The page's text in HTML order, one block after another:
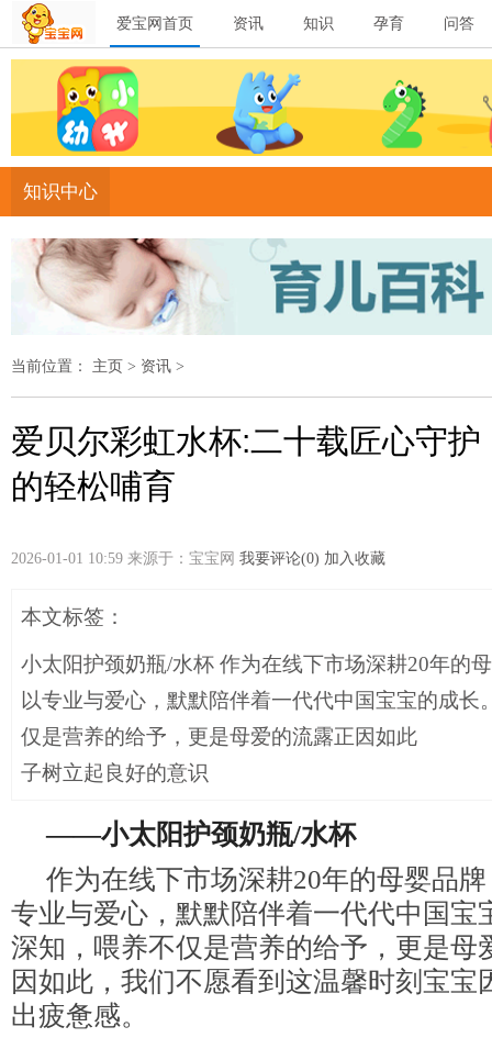
爱宝网首页 资讯 知识 孕育 问答
知识中心
当前位置： 主页 > 资讯 >
爱贝尔彩虹水杯:二十载匠心守
的轻松哺育
2026-01-01 10:59 来源于：宝宝网 我要评论(0) 加入收藏
本文标签：
小太阳护颈奶瓶/水杯 作为在线下市场深耕20年的
以专业与爱心，默默陪伴着一代代中国宝宝的成长
仅是营养的给予，更是母爱的流露正因如此
子树立起良好的意识
——小太阳护颈奶瓶/水杯
作为在线下市场深耕20年的母婴品
专业与爱心，默默陪伴着一代代中国宝
深知，喂养不仅是营养的给予，更是
因如此，我们不愿看到这温馨时刻宝宝
出疲惫感。